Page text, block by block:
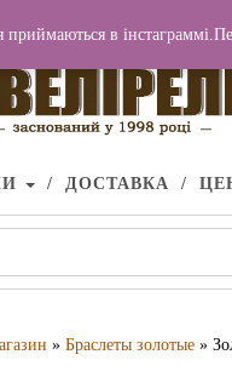
ДОСТАВКА
» Браслеты золотые »
в